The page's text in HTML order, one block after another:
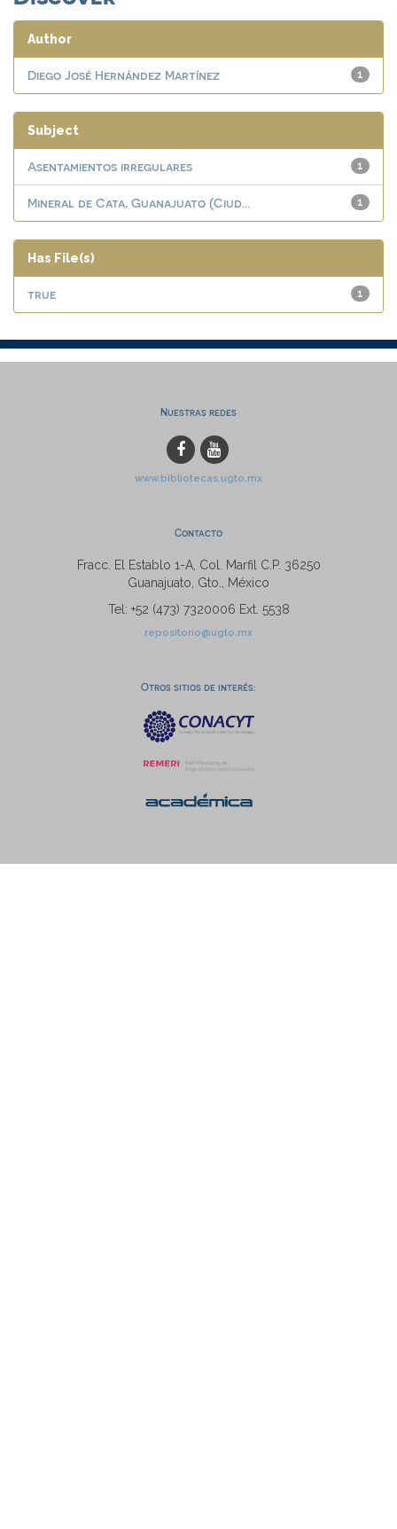
Author
1
Diego José Hernández Martínez
Subject
1
Asentamientos irregulares
1
Mineral de Cata, Guanajuato (Ciud...
Has File(s)
1
true
Nuestras redes
www.bibliotecas.ugto.mx
Contacto
Fracc. El Establo 1-A, Col. Marfil C.P. 36250
Guanajuato, Gto., México
Tel: +52 (473) 7320006 Ext. 5538
repositorio@ugto.mx
Otros sitios de interés: